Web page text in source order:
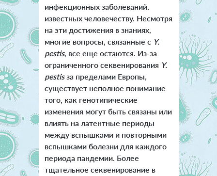
инфекционных заболеваний,
известных человечеству. Несмотря
на эти достижения в знаниях,
многие вопросы, связанные с Y.
pestis, все еще остаются. Из-за
ограниченного секвенирования Y.
pestisза пределами Европы,
существует неполное понимание
того, как генотипические
изменения могут быть связаны или
влиять на латентные периоды
между вспышками и повторными
вспышками болезни для каждого
периода пандемии. Более
тщательное секвенирование в